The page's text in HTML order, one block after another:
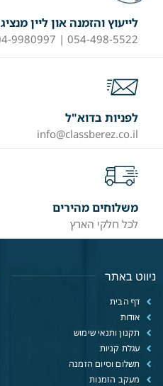
לייעוץ והזמנה און ליין מנציג
054-498-5522 | 04-9980997
לפניות בדוא"ל
info@classberez.co.il
משלוחים מהירים
לכל חלקי הארץ
ניווט באתר
דף הבית
אודות
תקנון ותנאי שימוש
עגלת קניות
תשלום וסיום הזמנה
מעקב הזמנות